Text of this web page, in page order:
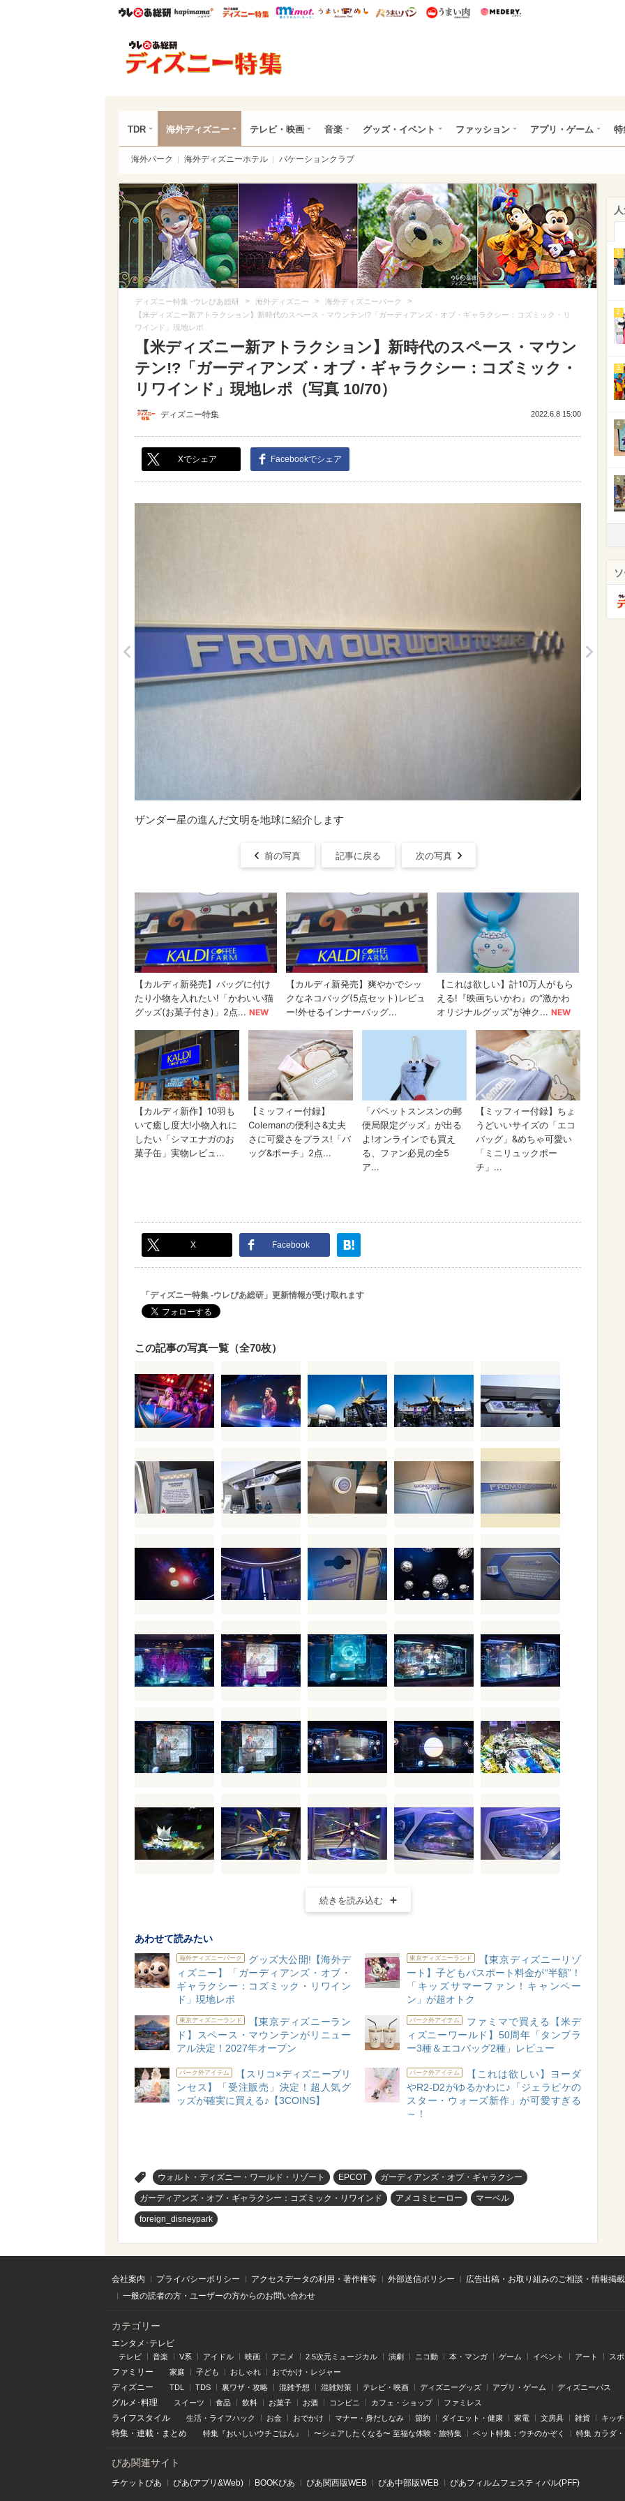
ウレぴあ総研ハピママ* ウレぴあ総研 ディズニー特集
mimot. うまいめし うまいパン うまい肉
TDR 海外ディズニー テレビ・映画 音楽 グッズ・イベント ファッション アプリ・ゲーム 特
海外パーク 海外ディズニーホテル バケーションクラブ
ディズニー特集 -ウレぴあ総研 > 海外ディズニー > 海外ディズニーパーク >
【米ディズニー新アトラクション】新時代のスペース・マウンテン!?「ガーディアンズ・オブ・ギャラクシー：コズミック・リ
ワインド」現地レポ
【米ディズニー新アトラクション】新時代のスペース・マウン
テン!?「ガーディアンズ・オブ・ギャラクシー：コズミック・
リワインド」現地レポ（写真 10/70）
ディズニー特集 2022.6.8 15:00
Xでシェア Facebookでシェア
ザンダー星の進んだ文明を地球に紹介します
前の写真 記事に戻る 次の写真
X Facebook
「ディズニー特集 -ウレぴあ総研」更新情報が受け取れます
この記事の写真一覧（全70枚）
続きを読み込む
あわせて読みたい
海外ディズニーパーク
グッズ大公開!【海外デ
ィズニー】「ガーディアンズ・オブ・
ギャラクシー：コズミック・リワイン
ド」現地レポ
東京ディズニーランド
【東京ディズニーリゾ
ート】子どもパスポート料金が“半額”！
「キッズサマーファン！キャンペー
ン」が超オトク
東京ディズニーランド
【東京ディズニーラン
ド】スペース・マウンテンがリニュー
アル決定！2027年オープン
パーク外アイテム
ファミマで買える【米デ
ィズニーワールド】50周年「タンブラ
ー3種＆エコバッグ2種」レビュー
パーク外アイテム
【スリコ×ディズニープリ
ンセス】「受注販売」決定！超人気グ
ッズが確実に買える♪【3COINS】
パーク外アイテム
【これは欲しい】ヨーダ
やR2-D2がゆるかわに♪「ジェラピケの
スター・ウォーズ新作」が可愛すぎる
～！
ウォルト・ディズニー・ワールド・リゾート EPCOT ガーディアンズ・オブ・ギャラクシー
ガーディアンズ・オブ・ギャラクシー：コズミック・リワインド アメコミヒーロー マーベル
foreign_disneypark
1
2
3
4
5
会社案内 プライバシーポリシー アクセスデータの利用・著作権等 外部送信ポリシー
広告出稿・お取り組みのご相談・情報掲
一般の読者の方・ユーザーの方からのお問い合わせ
カテゴリー
エンタメ･テレビ
テレビ 音楽 V系 アイドル 映画 アニメ 2.5次元ミュージカル 演劇 ニコ動 本・マンガ ゲーム イベント アート ス
ファミリー 家庭 子ども おしゃれ おでかけ・レジャー
ディズニー TDL TDS 裏ワザ・攻略 混雑予想 混雑対策 テレビ・映画 ディズニーグッズ アプリ・ゲーム ディズニーパス
グルメ･料理 スイーツ 食品 飲料 お菓子 お酒 コンビニ カフェ・ショップ ファミレス
ライフスタイル 生活・ライフハック お金 おでかけ マナー・身だしなみ 節約 ダイエット・健康 家電 文房具 雑貨 キッ
特集 ・ 連載 ・ まとめ 特集『おいしいウチごはん』 〜シェアしたくなる〜 至福な体験・旅特集 ペット特集：ウチのかぞく 特集 カラダ
ぴあ関連サイト
チケットぴあ ぴあ(アプリ&Web) BOOKぴあ ぴあ関⻄版WEB ぴあ中部版WEB ぴあフィルムフェスティバル(PFF)